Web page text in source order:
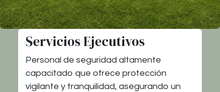
Servicios Ejecutivos
Personal de seguridad altamente
capacitado que ofrece protección
vigilante y tranquilidad, asegurando un